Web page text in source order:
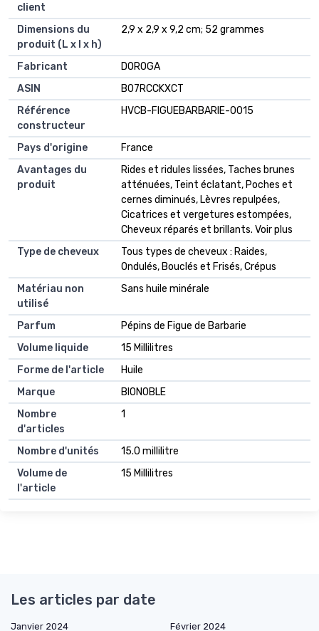
client
Dimensions du
produit (L x l x h)
2,9 x 2,9 x 9,2 cm; 52 grammes
Fabricant
DOROGA
ASIN
B07RCCKXCT
Référence
constructeur
HVCB-FIGUEBARBARIE-0015
Pays d'origine
France
Avantages du
produit
Rides et ridules lissées, Taches brunes
atténuées, Teint éclatant, Poches et
cernes diminués, Lèvres repulpées,
Cicatrices et vergetures estompées,
Cheveux réparés et brillants. Voir plus
Type de cheveux
Tous types de cheveux : Raides,
Ondulés, Bouclés et Frisés, Crépus
Matériau non
utilisé
Sans huile minérale
Parfum
Pépins de Figue de Barbarie
Volume liquide
15 Millilitres
Forme de l'article
Huile
Marque
BIONOBLE
Nombre
d'articles
1
Nombre d'unités
15.0 millilitre
Volume de
l'article
15 Millilitres
Les articles par date
Janvier 2024
Février 2024